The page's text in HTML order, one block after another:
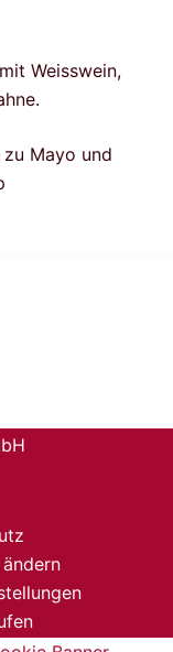
Weisswein,
Mayo und